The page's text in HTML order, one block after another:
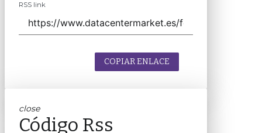
RSS link
COPIAR ENLACE
close
Código Rss